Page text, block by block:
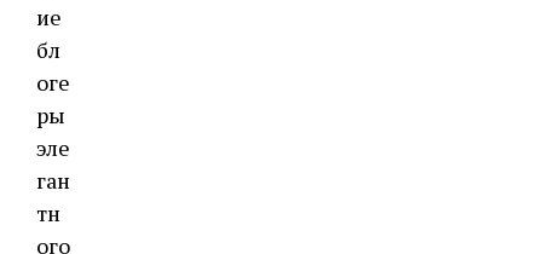
ие
бл
оге
ры
эле
ган
тн
ого